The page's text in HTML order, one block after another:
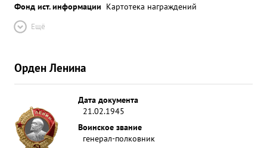
Фонд ист. информации Картотека награждений
Ещё
Орден Ленина
Дата документа
21.02.1945
Воинское звание
генерал-полковник